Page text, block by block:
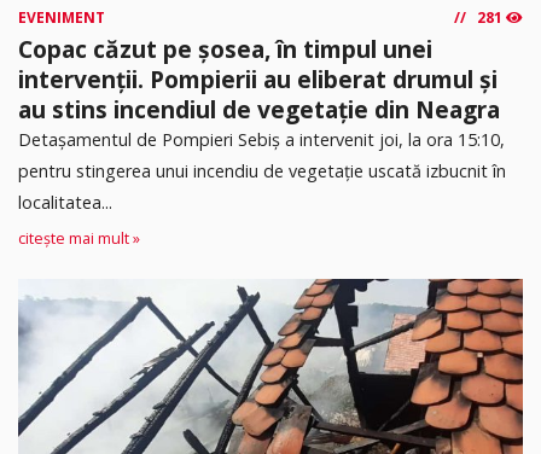
EVENIMENT 281
Copac căzut pe șosea, în timpul unei
intervenții. Pompierii au eliberat drumul și
au stins incendiul de vegetație din Neagra
Detașamentul de Pompieri Sebiș a intervenit joi, la ora 15:10,
pentru stingerea unui incendiu de vegetație uscată izbucnit în
localitatea...
citește mai mult »